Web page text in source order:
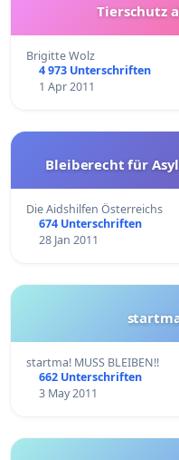
Tierschutz
Brigitte Wolz
4 973 Unterschriften
1 Apr 2011
Bleiberecht für
Die Aidshilfen Österreichs
674 Unterschriften
28 Jan 2011
startma! MUSS BLEIBEN!!
662 Unterschriften
3 May 2011